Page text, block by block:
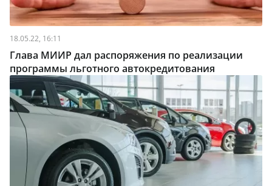
18.05.22, 16:11
Глава МИИР дал распоряжения по реализации
программы льготного автокредитования